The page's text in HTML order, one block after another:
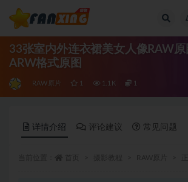
33张室内外连衣裙美女人像RAW
ARW格式原图
RAW原片 1 1.1K 1
详情介绍 评论建议 常见问题